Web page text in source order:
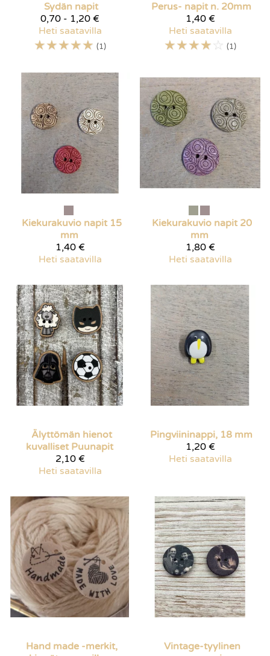
Sydän napit
0,70 - 1,20 €
Heti saatavilla
☆☆☆☆☆ (1)
Perus- napit n. 20mm
1,40 €
Heti saatavilla
☆☆☆☆☆ (1)
Kiekurakuvio napit 15
mm
1,40 €
Heti saatavilla
Kiekurakuvio napit 20
mm
1,80 €
Heti saatavilla
Älyttömän hienot
kuvalliset Puunapit
2,10 €
Heti saatavilla
Pingviininappi, 18 mm
1,20 €
Heti saatavilla
Hand made -merkit,
Vintage-tyylinen